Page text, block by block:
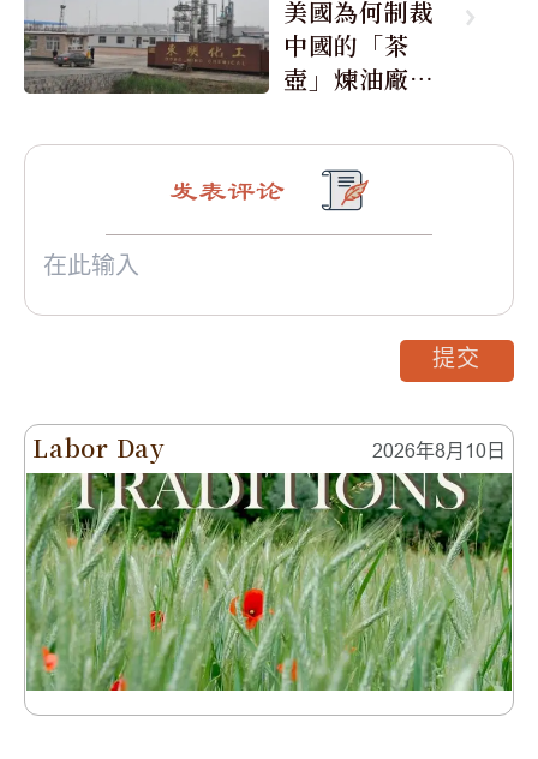
美國為何制裁
中國的「茶
壺」煉油廠與4
Labor Day 2026年8月10日
发表评论
提交